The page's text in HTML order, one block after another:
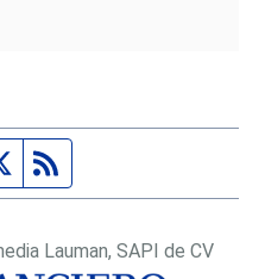
de Facebook
Fuente Twitter
Lauman, SAPI de CV